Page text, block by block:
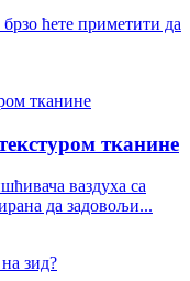
ћете приметити да
тканине
ваздуха са
да задовољи...